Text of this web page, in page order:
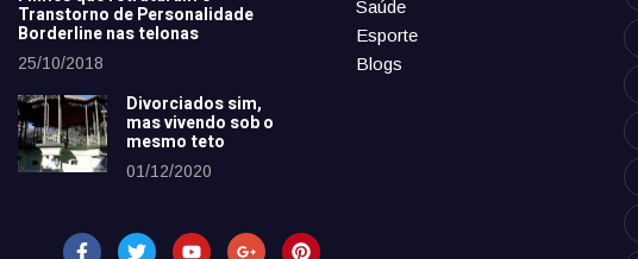
Transtorno de Personalidade
Borderline nas telonas
25/10/2018
Divorciados sim,
mas vivendo sob o
mesmo teto
01/12/2020
Saúde
Esporte
Blogs